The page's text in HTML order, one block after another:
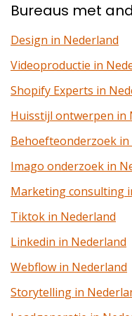
Bureaus met
Design in Nederland
Videoproductie in
Shopify Experts in
Huisstijl ontwerpen in
Behoefteonderzoek in
Imago onderzoek in
Marketing consulting
Tiktok in Nederland
Linkedin in Nederland
Webflow in Nederland
Storytelling in